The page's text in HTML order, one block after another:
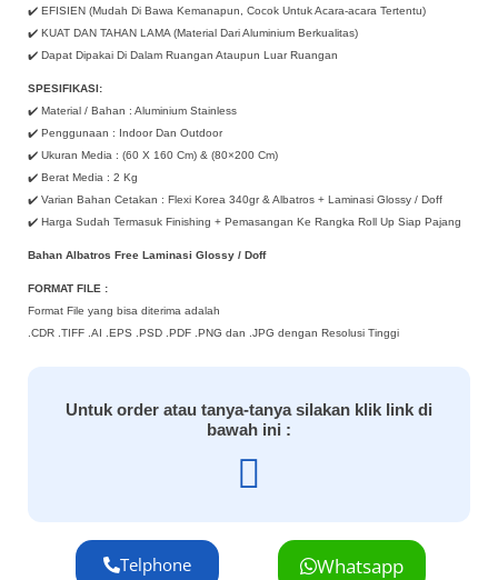
✔️ EFISIEN (Mudah Di Bawa Kemanapun, Cocok Untuk Acara-acara Tertentu)
✔️ KUAT DAN TAHAN LAMA (Material Dari Aluminium Berkualitas)
✔️ Dapat Dipakai Di Dalam Ruangan Ataupun Luar Ruangan
SPESIFIKASI:
✔️ Material / Bahan : Aluminium Stainless
✔️ Penggunaan : Indoor Dan Outdoor
✔️ Ukuran Media : (60 X 160 Cm) & (80×200 Cm)
✔️ Berat Media : 2 Kg
✔️ Varian Bahan Cetakan : Flexi Korea 340gr & Albatros + Laminasi Glossy / Doff
✔️ Harga Sudah Termasuk Finishing + Pemasangan Ke Rangka Roll Up Siap Pajang
Bahan Albatros Free Laminasi Glossy / Doff
FORMAT FILE :
Format File yang bisa diterima adalah
.CDR .TIFF .AI .EPS .PSD .PDF .PNG dan .JPG dengan Resolusi Tinggi
Untuk order atau tanya-tanya silakan klik link di
bawah ini :
Telphone Whatsapp